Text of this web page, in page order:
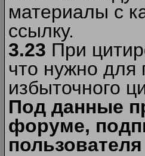
материалы c
ссылку.
3.23 При
что нужно для
избыточного
Под данные
форуме,
пользователя